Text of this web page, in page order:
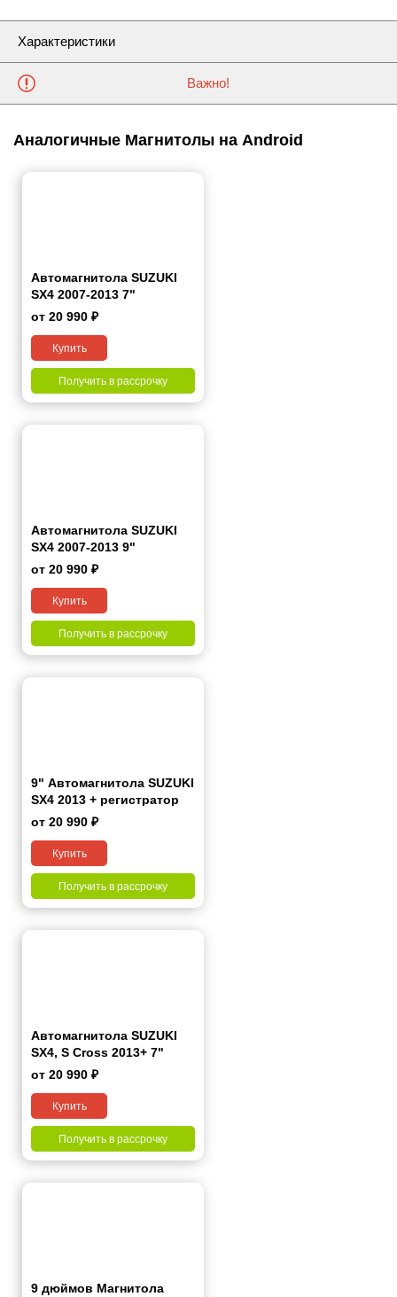
Характеристики
Важно!
Аналогичные Магнитолы на Android
Автомагнитола SUZUKI
SX4 2007-2013 7"
от 20 990 ₽
Купить
Получить в рассрочку
Автомагнитола SUZUKI
SX4 2007-2013 9"
от 20 990 ₽
Купить
Получить в рассрочку
9" Автомагнитола SUZUKI
SX4 2013 + регистратор
V12 + камера заднего
от 20 990 ₽
Купить
Получить в рассрочку
Автомагнитола SUZUKI
SX4, S Cross 2013+ 7"
от 20 990 ₽
Купить
Получить в рассрочку
9 дюймов Магнитола